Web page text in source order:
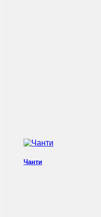
Чанти